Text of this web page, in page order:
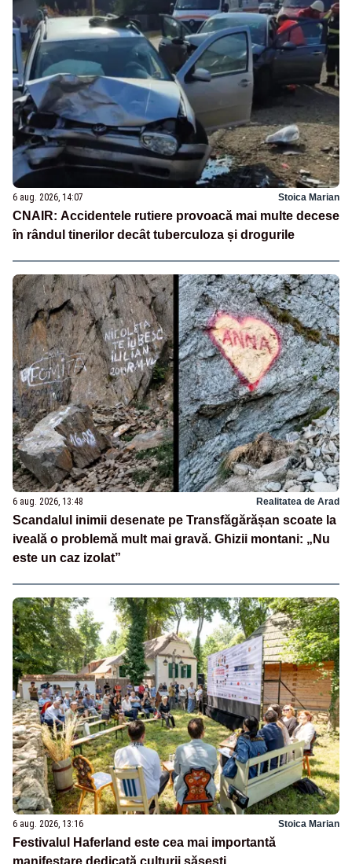
6 aug. 2026, 14:07 Stoica Marian
CNAIR: Accidentele rutiere provoacă mai multe decese
în rândul tinerilor decât tuberculoza și drogurile
6 aug. 2026, 13:48 Realitatea de Arad
Scandalul inimii desenate pe Transfăgărășan scoate la
iveală o problemă mult mai gravă. Ghizii montani: „Nu
este un caz izolat”
6 aug. 2026, 13:16 Stoica Marian
Festivalul Haferland este cea mai importantă